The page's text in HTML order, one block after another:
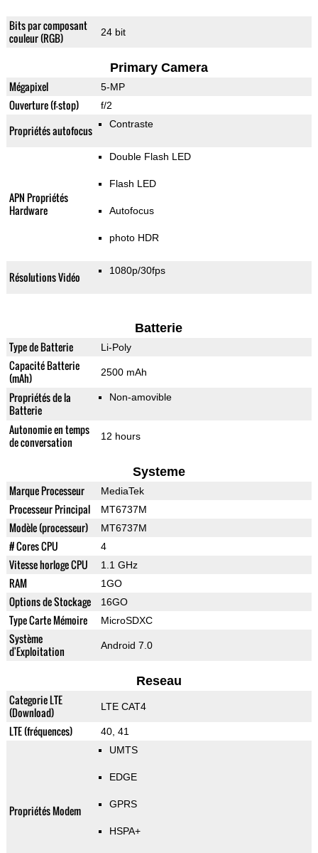
Bits par composant
couleur (RGB)
24 bit
Primary Camera
Mégapixel 5-MP
Ouverture (f-stop) f/2
Propriétés autofocus Contraste
APN Propriétés
Hardware
Double Flash LED
Flash LED
Autofocus
photo HDR
Résolutions Vidéo 1080p/30fps
Batterie
Type de Batterie Li-Poly
Capacité Batterie
(mAh)
2500 mAh
Propriétés de la
Batterie
Non-amovible
Autonomie en temps
de conversation
12 hours
Systeme
Marque Processeur MediaTek
Processeur Principal MT6737M
Modèle (processeur) MT6737M
# Cores CPU 4
Vitesse horloge CPU 1.1 GHz
RAM 1GO
Options de Stockage 16GO
Type Carte Mémoire MicroSDXC
Système
d'Exploitation
Android 7.0
Reseau
Categorie LTE
(Download)
LTE CAT4
LTE (fréquences) 40, 41
Propriétés Modem
UMTS
EDGE
GPRS
HSPA+